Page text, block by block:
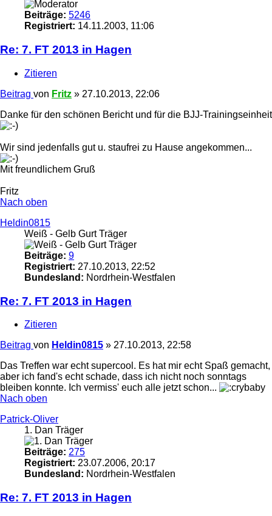
Beiträge: 5246
Registriert: 14.11.2003, 11:06
Re: 7. FT 2013 in Hagen
Zitieren
Beitrag von Fritz » 27.10.2013, 22:06
Danke für den schönen Bericht und für die BJJ-Trainingseinheit
Wir sind jedenfalls gut u. staufrei zu Hause angekommen...
Mit freundlichem Gruß
Fritz
Nach oben
Heldin0815
Weiß - Gelb Gurt Träger
Beiträge: 9
Registriert: 27.10.2013, 22:52
Bundesland: Nordrhein-Westfalen
Re: 7. FT 2013 in Hagen
Zitieren
Beitrag von Heldin0815 » 27.10.2013, 22:58
Das Treffen war echt supercool. Es hat mir echt Spaß gemacht,
aber ich fand's echt schade, dass ich nicht noch sonntags
bleiben konnte. Ich vermiss' euch alle jetzt schon...
Nach oben
Patrick-Oliver
1. Dan Träger
Beiträge: 275
Registriert: 23.07.2006, 20:17
Bundesland: Nordrhein-Westfalen
Re: 7. FT 2013 in Hagen